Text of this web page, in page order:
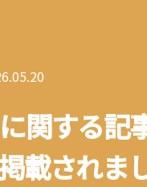
関する記
載されま